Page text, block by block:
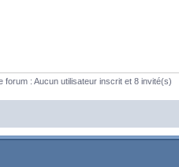
forum : Aucun utilisateur inscrit et 8 invité(s)